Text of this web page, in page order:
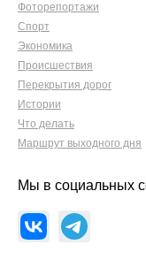
Фоторепортажи
Спорт
Экономика
Происшествия
Перекрытия дорог
Истории
Что делать
Маршрут выходного дня
Мы в социальных